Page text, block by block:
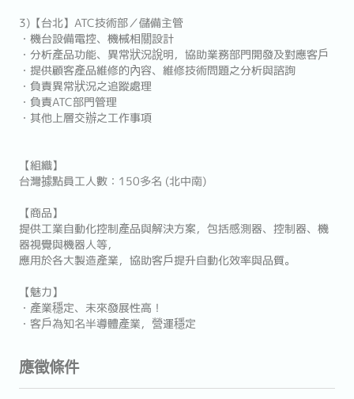
3)【台北】ATC技術部／儲備主管
・機台設備電控、機械相關設計
・分析產品功能、異常狀況說明，協助業務部門開發及對應客戶
・提供顧客產品維修的內容、維修技術問題之分析與諮詢
・負責異常狀況之追蹤處理
・負責ATC部門管理
・其他上層交辦之工作事項
【組織】
台灣據點員工人數：150多名 (北中南)
【商品】
提供工業自動化控制產品與解決方案，包括感測器、控制器、機
器視覺與機器人等，
應用於各大製造產業，協助客戶提升自動化效率與品質。
【魅力】
・產業穩定、未來發展性高！
・客戶為知名半導體產業，營運穩定
應徵條件